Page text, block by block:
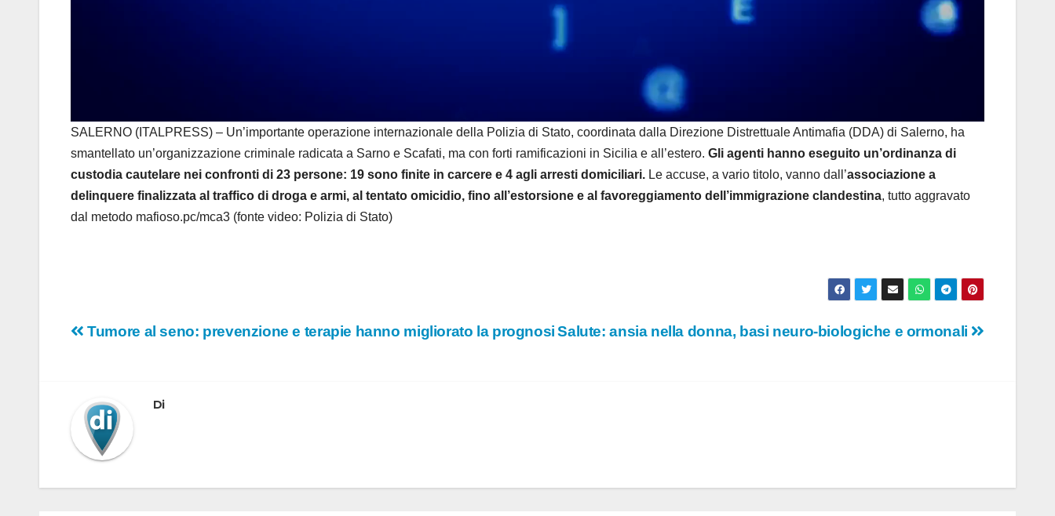
e
o
SALERNO (ITALPRESS) – Un’importante operazione internazionale della Polizia di Stato, coordinata dalla Direzione Distrettuale Antimafia (DDA) di Salerno, ha
smantellato un’organizzazione criminale radicata a Sarno e Scafati, ma con forti ramificazioni in Sicilia e all’estero. Gli agenti hanno eseguito un’ordinanza di
custodia cautelare nei confronti di 23 persone: 19 sono finite in carcere e 4 agli arresti domiciliari. Le accuse, a vario titolo, vanno dall’associazione a
delinquere finalizzata al traffico di droga e armi, al tentato omicidio, fino all’estorsione e al favoreggiamento dell’immigrazione clandestina, tutto aggravato
dal metodo mafioso.pc/mca3 (fonte video: Polizia di Stato)
Navigazione
Salute: ansia nella donna, basi neuro-biologiche e ormonali
Tumore al seno: prevenzione e terapie hanno migliorato la prognosi
Di